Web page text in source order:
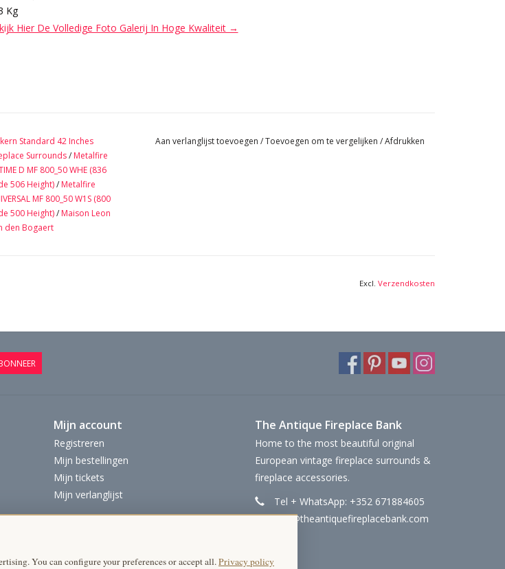
Kg
Hier De Volledige Foto Galerij In Hoge Kwaliteit →
Standard 42 Inches
Surrounds/ Metalfire
D MF 800_50 WHE (836
506 Height)/ Metalfire
MF 800_50 W1S (800
500 Height)/ Maison Leon
den Bogaert
Aan verlanglijst toevoegen /Toevoegen om te vergelijken /Afdrukken
Excl. Verzendkosten
Mijn account
Registreren
Mijn bestellingen
Mijn tickets
Mijn verlanglijst
The Antique Fireplace Bank
Home to the most beautiful original
European vintage fireplace surrounds &
fireplace accessories.
Tel + WhatsApp: +352 671884605
info@theantiquefireplacebank.com
You can configure your preferences or accept all.Privacy policy